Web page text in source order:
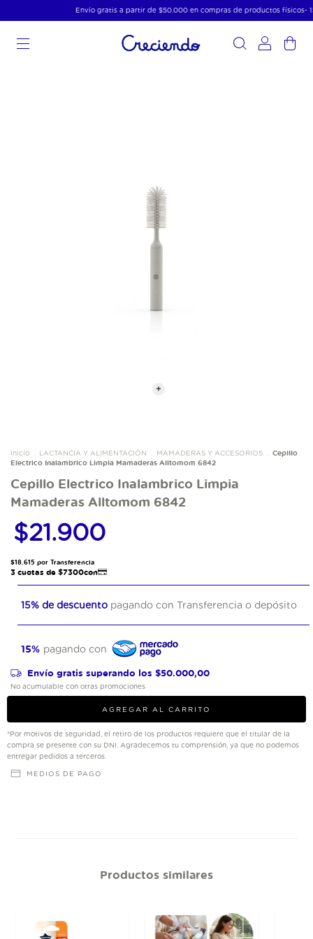
Envío gratis a partir de $50.000 en compras de productos físicos-
Inicio LACTANCIA Y ALIMENTACIÓN MAMADERAS Y ACCESORIOS
Cepillo
Electrico Inalambrico Limpia Mamaderas Alltomom 6842
Cepillo Electrico Inalambrico Limpia
Mamaderas Alltomom 6842
$21.900
15% de descuento pagando con Transferencia o depósito
15% pagando con
Envío gratissuperando los$50.000,00
No acumulable con otras promociones
*Por motivos de seguridad, el retiro de los productos requiere que el titular de la
compra se presente con su DNI. Agradecemos tu comprensión, ya que no podemos
entregar pedidos a terceros.
MEDIOS DE PAGO
Productos similares